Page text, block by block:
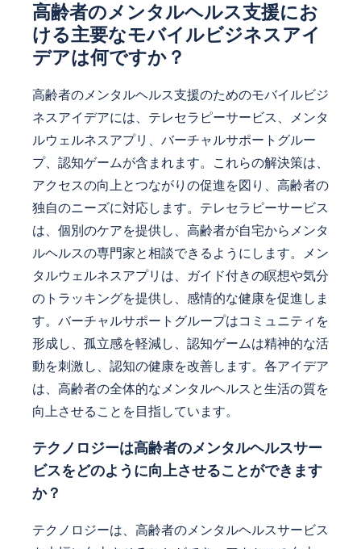
高齢者のメンタルヘルス支援にお
ける主要なモバイルビジネスアイ
デアは何ですか？
高齢者のメンタルヘルス支援のためのモバイルビジ
ネスアイデアには、テレセラピーサービス、メンタ
ルウェルネスアプリ、バーチャルサポートグルー
プ、認知ゲームが含まれます。これらの解決策は、
アクセスの向上とつながりの促進を図り、高齢者の
独自のニーズに対応します。テレセラピーサービス
は、個別のケアを提供し、高齢者が自宅からメンタ
ルヘルスの専門家と相談できるようにします。メン
タルウェルネスアプリは、ガイド付きの瞑想や気分
のトラッキングを提供し、感情的な健康を促進しま
す。バーチャルサポートグループはコミュニティを
形成し、孤立感を軽減し、認知ゲームは精神的な活
動を刺激し、認知の健康を改善します。各アイデア
は、高齢者の全体的なメンタルヘルスと生活の質を
向上させることを目指しています。
テクノロジーは高齢者のメンタルヘルスサー
ビスをどのように向上させることができます
か？
テクノロジーは、高齢者のメンタルヘルスサービス